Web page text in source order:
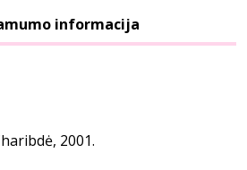
informacija
2001.